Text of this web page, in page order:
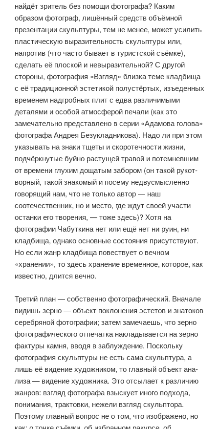
найдёт зритель без помощи фотографа? Каким
образом фотограф, лишённый средств объёмной
презентации скульптуры, тем не менее, может усилить
пластическую выразительность скульптуры или,
напротив (что часто бывает в туристской съёмке),
сделать её плоской и невыразительной? С другой
стороны, фотография «Взгляд» близка теме кладбища
с её традиционной эстетикой полустёртых, изъеденных
време­нем надгробных плит с едва различимыми
деталями и особой атмосферой печали (как это
замечательно представлено в серии «Адамова голова»
фотографа Андрея Безукладникова). Надо ли при этом
указывать на знаки тщеты и скоротечности жизни,
подчёркнутые буйно растущей травой и потемневшим
от времени глухим дощатым забором (он такой рукот­
ворный, такой знакомый и посему недвусмысленно
говорящий нам, что не только автор — наш
соотечественник, но и место, где ждут своей участи
останки его творения, — тоже здесь)? Хотя на
фотографии Чабуткина нет или ещё нет ни руин, ни
кладбища, однако основные состояния присут­ствуют.
Но если жанр кладбища повествует о вечном
«хранении», то здесь хранение временное, которое, как
известно, длится вечно.
Третий план — собственно фотографический. Вначале
видишь зерно — объект поклонения эстетов и знатоков
серебряной фотографии; затем заме­чаешь, что зерно
фотографического отпечатка накладывается на зерно
фак­туры камня, вводя в заблуждение. Поскольку
фотография скульптуры не есть сама скульптура, а
лишь её видение художником, то главный объект ана­
лиза — видение художника. Это отсылает к различию
жанров: взгляд фото­графа взыскует иного подхода,
понимания, трактовки, нежели взгляд скуль­птора.
Поэтому главный вопрос не о том, что изображено, но